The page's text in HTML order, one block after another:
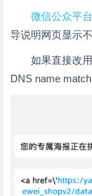
微信公众平台
导说明网页显示
如果直接改
DNS name